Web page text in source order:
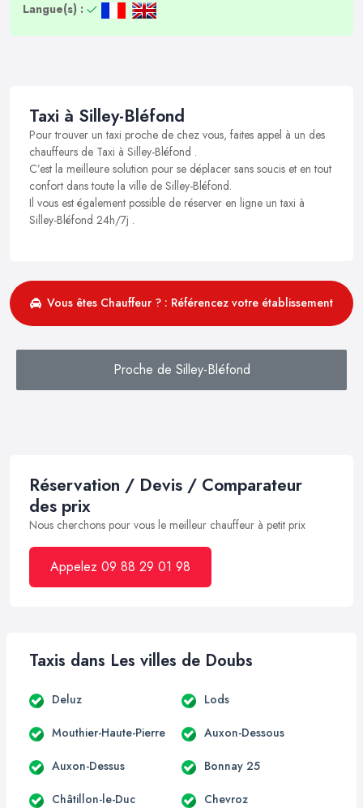
Langue(s) :
Taxi à Silley-Bléfond
Pour trouver un taxi proche de chez vous, faites appel à un des
chauffeurs de Taxi à Silley-Bléfond .
C’est la meilleure solution pour se déplacer sans soucis et en tout
confort dans toute la ville de Silley-Bléfond.
Il vous est également possible de réserver en ligne un taxi à
Silley-Bléfond 24h/7j .
Vous êtes Chauffeur ? : Référencez votre établissement
Proche de Silley-Bléfond
Réservation / Devis / Comparateur
des prix
Nous cherchons pour vous le meilleur chauffeur à petit prix
Appelez 09 88 29 01 98
Taxis dans Les villes de Doubs
Deluz Lods
Mouthier-Haute-Pierre Auxon-Dessous
Auxon-Dessus Bonnay 25
Châtillon-le-Duc Chevroz